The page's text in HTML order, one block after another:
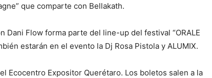
que comparte con Bellakath.
Dani Flow forma parte del line-up del festival “ORALE
estarán en el evento la Dj Rosa Pistola y ALUMIX.
Ecocentro Expositor Querétaro. Los boletos salen a la